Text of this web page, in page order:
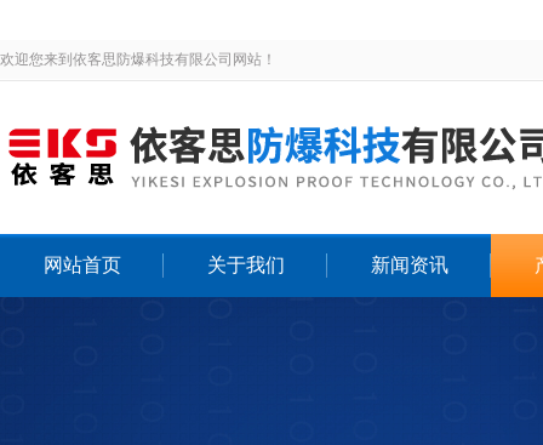
欢迎您来到依客思防爆科技有限公司网站！
网站首页 关于我们 新闻资讯